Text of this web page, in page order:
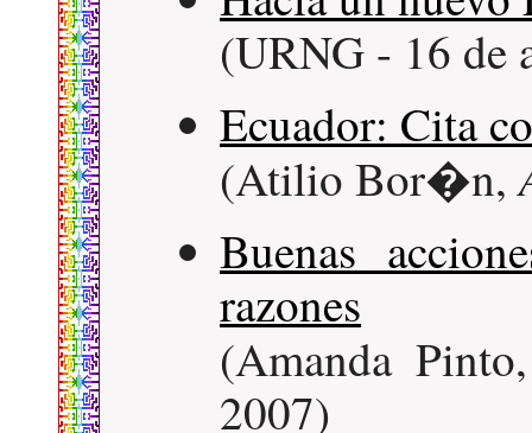
(URNG - 16 de
Ecuador: Cita
(Atilio Bor�n,
Buenas
razones
(Amanda
2007)